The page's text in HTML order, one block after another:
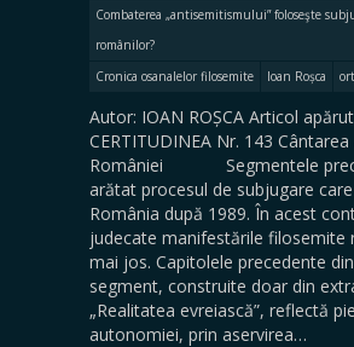
Combaterea „antisemitismului” foloseşte
românilor?
Cronica osanalelor filosemite
Ioan Roșca
Autor: IOAN ROȘCA Articol
CERTITUDINEA Nr. 143 Cântarea
României Segmentele
arătat procesul de subjugare
România după 1989. În acest
judecate manifestările filosemite
mai jos. Capitolele precedente
segment, construite doar din
„Realitatea evreiască”, reflectă
autonomiei, prin aservirea…